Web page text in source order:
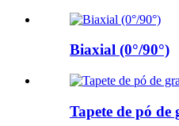
Biaxial (0°/90°)
Tapete de pó